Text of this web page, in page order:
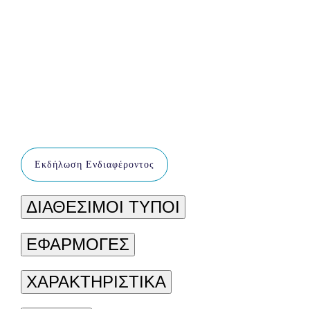
Εκδήλωση Ενδιαφέροντος
ΔΙΑΘΕΣΙΜΟΙ ΤΥΠΟΙ
ΕΦΑΡΜΟΓΕΣ
ΧΑΡΑΚΤΗΡΙΣΤΙΚΑ